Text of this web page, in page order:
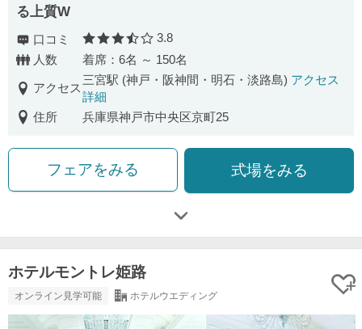
る上質W
口コミ 口コミ評価
3.8
人数
着席：6名 ～ 150名
アクセス
三宮駅 (神戸・阪神間・明石・淡路島) アクセス
詳細
住所
兵庫県神戸市中央区京町25
フェアをみる 式場をみる
ホテルモントレ姫路
オンライン見学可能 ホテルウエディング